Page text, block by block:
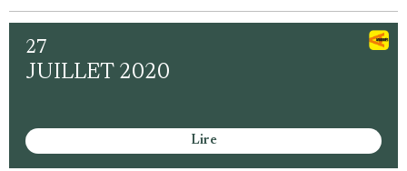
27
JUILLET 2020
Lire